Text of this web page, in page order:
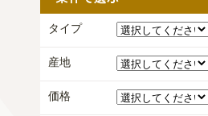
タイプ
産地
価格